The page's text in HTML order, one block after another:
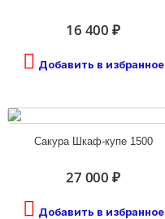
16 400 ₽
Добавить в избранное
Сакура Шкаф-купе 1500
27 000 ₽
Добавить в избранное